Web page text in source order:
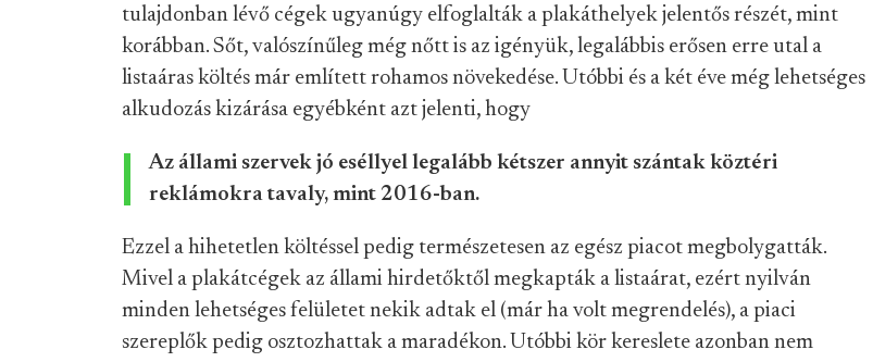
tulajdonban lévő cégek ugyanúgy elfoglalták a plakáthelyek jelentős részét, mint
korábban. Sőt, valószínűleg még nőtt is az igényük, legalábbis erősen erre utal a
listaáras költés már említett rohamos növekedése. Utóbbi és a két éve még lehetséges
alkudozás kizárása egyébként azt jelenti, hogy
Az állami szervek jó eséllyel legalább kétszer annyit szántak köztéri
reklámokra tavaly, mint 2016-ban.
Ezzel a hihetetlen költéssel pedig természetesen az egész piacot megbolygatták.
Mivel a plakátcégek az állami hirdetőktől megkapták a listaárat, ezért nyilván
minden lehetséges felületet nekik adtak el (már ha volt megrendelés), a piaci
szereplők pedig osztozhattak a maradékon. Utóbbi kör kereslete azonban nem